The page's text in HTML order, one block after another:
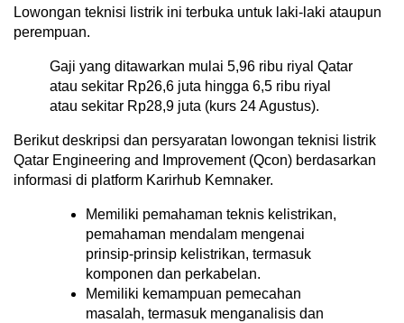
Lowongan teknisi listrik ini terbuka untuk laki-laki ataupun
perempuan.
Gaji yang ditawarkan mulai 5,96 ribu riyal Qatar
atau sekitar Rp26,6 juta hingga 6,5 ribu riyal
atau sekitar Rp28,9 juta (kurs 24 Agustus).
Berikut deskripsi dan persyaratan lowongan teknisi listrik
Qatar Engineering and Improvement (Qcon) berdasarkan
informasi di platform Karirhub Kemnaker.
Memiliki pemahaman teknis kelistrikan,
pemahaman mendalam mengenai
prinsip-prinsip kelistrikan, termasuk
komponen dan perkabelan.
Memiliki kemampuan pemecahan
masalah, termasuk menganalisis dan